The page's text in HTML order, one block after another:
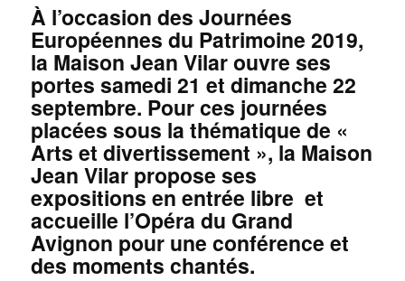
À l’occasion des Journées
Européennes du Patrimoine 2019,
la Maison Jean Vilar ouvre ses
portes samedi 21 et dimanche 22
septembre. Pour ces journées
placées sous la thématique de «
Arts et divertissement », la Maison
Jean Vilar propose ses
expositions en entrée libre et
accueille l’Opéra du Grand
Avignon pour une conférence et
des moments chantés.